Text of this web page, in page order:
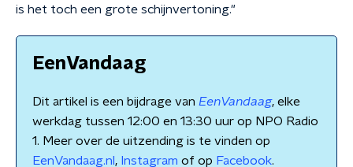
is het toch een grote schijnvertoning."
EenVandaag
Dit artikel is een bijdrage van EenVandaag, elke
werkdag tussen 12:00 en 13:30 uur op NPO Radio
1. Meer over de uitzending is te vinden op
EenVandaag.nl , Instagram of op Facebook.